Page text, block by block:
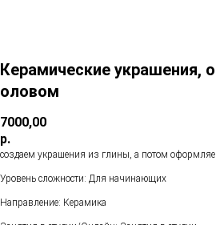
Керамические украшения,
оловом
7000,00
р.
создаем украшения из глины, а потом
Уровень сложности: Для начинающих
Направление: Керамика